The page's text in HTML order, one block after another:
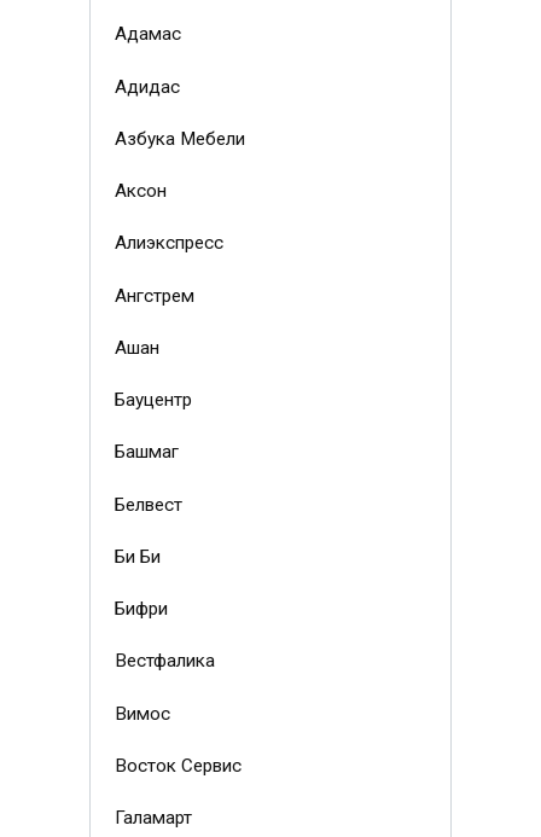
Адамас
Адидас
Азбука Мебели
Аксон
Алиэкспресс
Ангстрем
Ашан
Бауцентр
Башмаг
Белвест
Би Би
Бифри
Вестфалика
Вимос
Восток Сервис
Галамарт